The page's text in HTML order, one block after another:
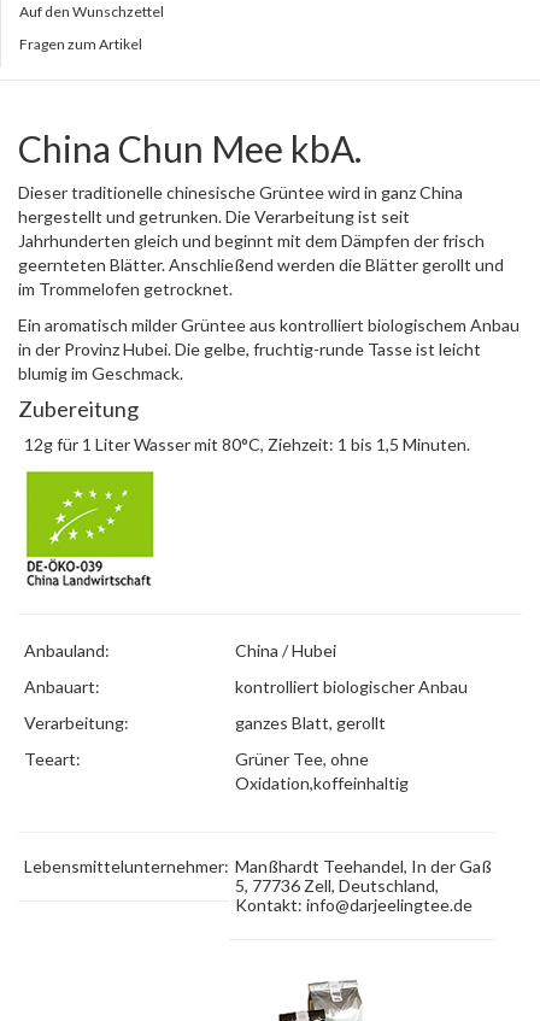
Auf den Wunschzettel
Fragen zum Artikel
China Chun Mee kbA.
Dieser traditionelle chinesische Grüntee wird in ganz China
hergestellt und getrunken. Die Verarbeitung ist seit
Jahrhunderten gleich und beginnt mit dem Dämpfen der frisch
geernteten Blätter. Anschließend werden die Blätter gerollt und
im Trommelofen getrocknet.
Ein aromatisch milder Grüntee aus kontrolliert biologischem Anbau
in der Provinz Hubei. Die gelbe, fruchtig-runde Tasse ist leicht
blumig im Geschmack.
Zubereitung
12g für 1 Liter Wasser mit 80°C, Ziehzeit: 1 bis 1,5 Minuten.
Anbauland:
China / Hubei
Anbauart:
kontrolliert biologischer Anbau
Verarbeitung:
ganzes Blatt, gerollt
Teeart:
Grüner Tee, ohne
Oxidation,koffeinhaltig
Lebensmittelunternehmer: Manßhardt Teehandel, In der Gaß
5, 77736 Zell, Deutschland,
Kontakt: info@darjeelingtee.de